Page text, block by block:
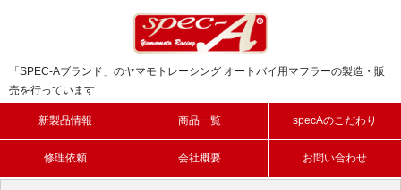
「SPEC-Aブランド」のヤマモトレーシング オートバイ用マフラーの製造・販
売を行っています
新製品情報 商品一覧 specAのこだわり
修理依頼 会社概要 お問い合わせ